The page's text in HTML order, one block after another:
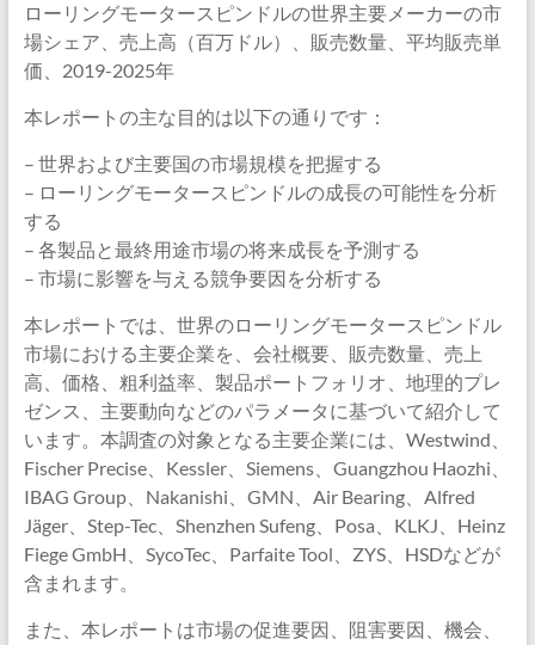
ローリングモータースピンドルの世界主要メーカーの市
場シェア、売上高（百万ドル）、販売数量、平均販売単
価、2019-2025年
本レポートの主な目的は以下の通りです：
– 世界および主要国の市場規模を把握する
– ローリングモータースピンドルの成長の可能性を分析
する
– 各製品と最終用途市場の将来成長を予測する
– 市場に影響を与える競争要因を分析する
本レポートでは、世界のローリングモータースピンドル
市場における主要企業を、会社概要、販売数量、売上
高、価格、粗利益率、製品ポートフォリオ、地理的プレ
ゼンス、主要動向などのパラメータに基づいて紹介して
います。本調査の対象となる主要企業には、Westwind、
Fischer Precise、Kessler、Siemens、Guangzhou Haozhi、
IBAG Group、Nakanishi、GMN、Air Bearing、Alfred
Jäger、Step-Tec、Shenzhen Sufeng、Posa、KLKJ、Heinz
Fiege GmbH、SycoTec、Parfaite Tool、ZYS、HSDなどが
含まれます。
また、本レポートは市場の促進要因、阻害要因、機会、